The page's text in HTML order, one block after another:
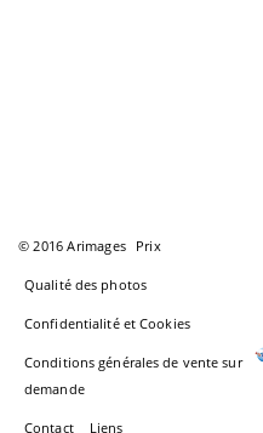
© 2016 Arimages Prix
Qualité des photos
Confidentialité et Cookies
Conditions générales de vente sur
demande
Contact Liens